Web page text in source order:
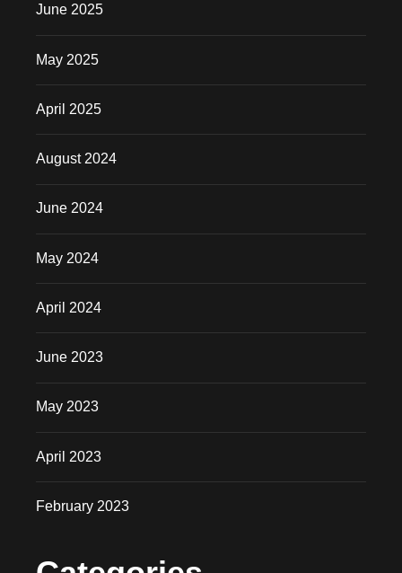
June 2025
May 2025
April 2025
August 2024
June 2024
May 2024
April 2024
June 2023
May 2023
April 2023
February 2023